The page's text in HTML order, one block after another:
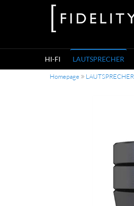
HI-FI LAUTSPRECHER
Homepage LAUTSPRECHER